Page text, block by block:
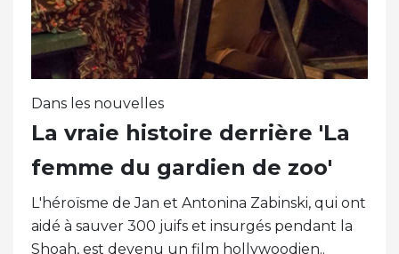
Dans les nouvelles
La vraie histoire derrière 'La
femme du gardien de zoo'
L'héroïsme de Jan et Antonina Zabinski, qui ont
aidé à sauver 300 juifs et insurgés pendant la
Shoah, est devenu un film hollywoodien..